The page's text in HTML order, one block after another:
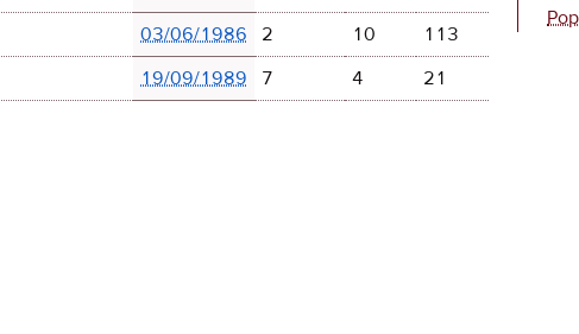
03/06/1986 2 10
113
19/09/1989 7 4
21